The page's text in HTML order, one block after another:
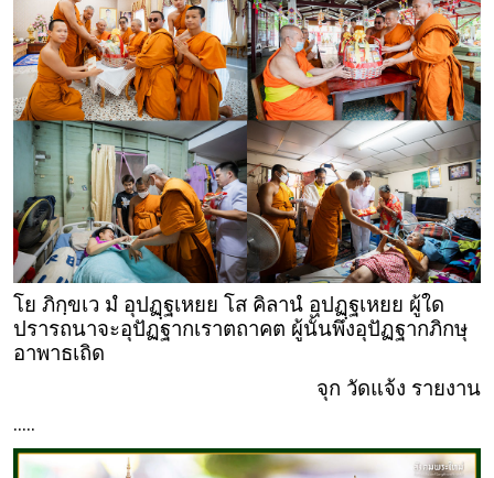
โย ภิกฺขเว มํ อุปฏฺฐเหยย โส คิลานํ อุปฏฺฐเหยย ผู้ใด
ปรารถนาจะอุปัฏฐากเราตถาคต ผู้นั้นพึงอุปัฏฐากภิกษุ
อาพาธเถิด
จุก วัดแจ้ง รายงาน
.....